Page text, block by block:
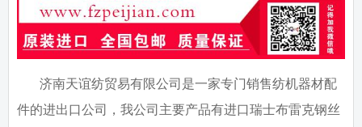
济南天谊纺贸易有限公司是一家专门销售纺机器材配
件的进出口公司，我公司主要产品有进口瑞士布雷克钢丝